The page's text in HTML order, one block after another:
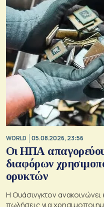
WORLD 05.08.2026, 23:56
Οι ΗΠΑ
διαφόρων
ορυκτών
Η Ουάσινγκτον